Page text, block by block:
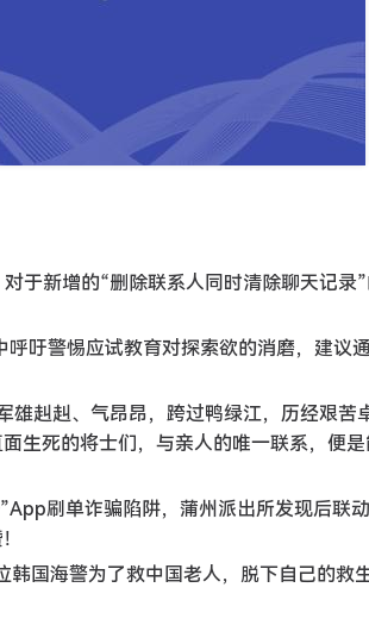
于新增的“删除联系人同时清除聊天记录
吁警惕应试教育对探索欲的消磨，建议
赳赳、气昂昂，跨过鸭绿江，历经艰苦
生死的将士们，与亲人的唯一联系，便
刷单诈骗陷阱，蒲州派出所发现后联
国海警为了救中国老人，脱下自己的救